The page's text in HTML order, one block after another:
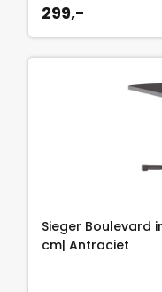
299,-
Sieger Boulevard
cm| Antraciet